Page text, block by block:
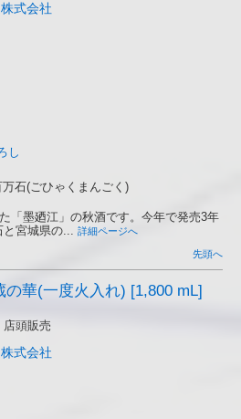
式会社
し
万石(ごひゃくまんごく)
「墨廼江」の秋酒です。今年で発売3年
と宮城県の... 詳細ページへ
先頭へ
華(一度火入れ) [1,800 mL]
店頭販売
式会社